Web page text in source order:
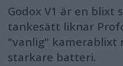
Godox V1 är en blixt
tankesätt liknar
"vanlig" kamerablixt
starkare batteri.